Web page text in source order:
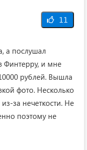
11
а послушал
Финтерру, и мне
рублей. Вышла
фото. Несколько
за нечеткости. Не
поэтому не